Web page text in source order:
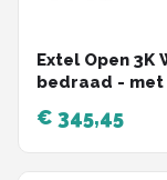
Extel Open 3K
bedraad - met
€ 345,45